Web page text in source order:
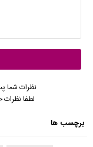
نظرات شما
لطفا نظرات
برچسب ها